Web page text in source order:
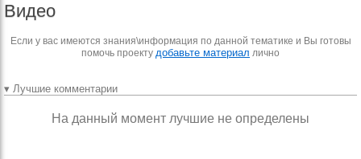
Видео
Если у вас имеются знания\информация по данной тематике и Вы готовы
помочь проекту добавьте материал лично
▾ Лучшие комментарии
На данный момент лучшие не определены